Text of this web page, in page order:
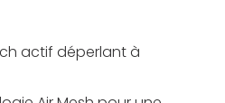
actif déperlant à